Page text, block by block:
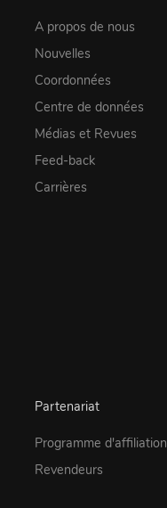
A propos de nous
Nouvelles
Coordonnées
Centre de données
Médias et Revues
Feed-back
Carrières
Partenariat
Programme d'affiliation
Revendeurs